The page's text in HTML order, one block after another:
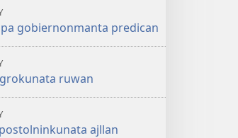
gobiernonmanta predican
ruwan
ajllan